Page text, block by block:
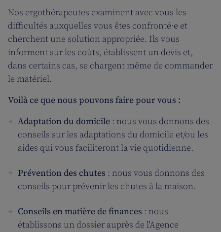
Nos ergothérapeutes examinent avec vous les
difficultés auxquelles vous êtes confronté·e et
cherchent une solution appropriée. Ils vous
informent sur les coûts, établissent un devis et,
dans certains cas, se chargent même de commander
le matériel.
Voilà ce que nous pouvons faire pour vous :
Adaptation du domicile : nous vous donnons des
conseils sur les adaptations du domicile et/ou les
aides qui vous faciliteront la vie quotidienne.
Prévention des chutes : nous vous donnons des
conseils pour prévenir les chutes à la maison.
Conseils en matière de finances : nous
établissons un dossier auprès de l'Agence